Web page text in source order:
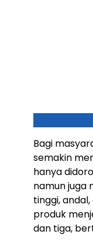
Bagi
semakin
hanya
namun juga
tinggi,
produk
dan tiga,